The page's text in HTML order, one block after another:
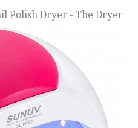
Polish Dryer - The Dryer